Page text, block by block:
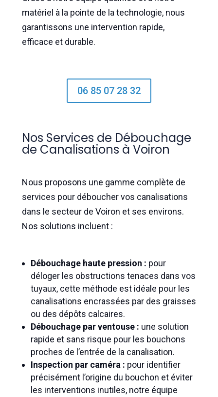
matériel à la pointe de la technologie, nous
garantissons une intervention rapide,
efficace et durable.
06 85 07 28 32
Nos Services de Débouchage
de Canalisations à Voiron
Nous proposons une gamme complète de
services pour déboucher vos canalisations
dans le secteur de Voiron et ses environs.
Nos solutions incluent :
Débouchage haute pression : pour
déloger les obstructions tenaces dans vos
tuyaux, cette méthode est idéale pour les
canalisations encrassées par des graisses
ou des dépôts calcaires.
Débouchage par ventouse : une solution
rapide et sans risque pour les bouchons
proches de l’entrée de la canalisation.
Inspection par caméra : pour identifier
précisément l’origine du bouchon et éviter
les interventions inutiles, notre équipe